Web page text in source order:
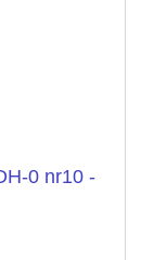
0 nr10 -